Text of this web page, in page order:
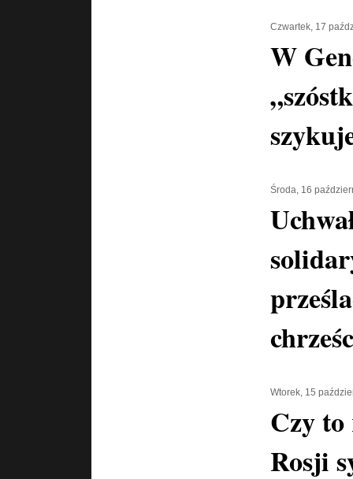
Czwartek, 17
W
Środa, 16
Wtorek, 15
Czy to
Rosji